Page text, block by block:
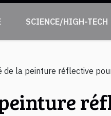
SCIENCE/HIGH-TECH
de la peinture réflective